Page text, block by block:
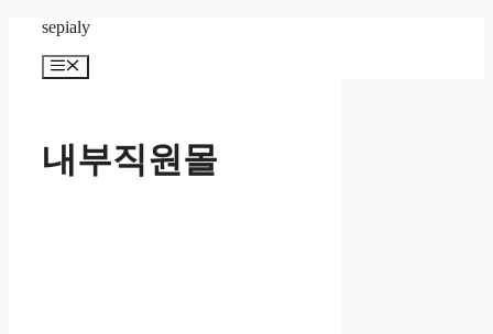
sepialy
메
내부직원몰